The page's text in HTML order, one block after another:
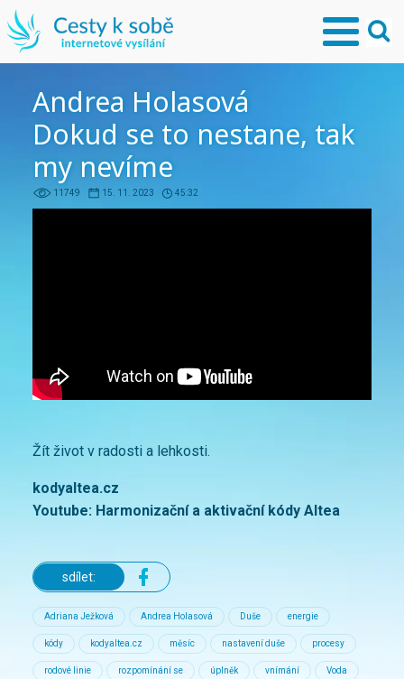
Andrea Holasová
Dokud se to nestane, tak
my nevíme
11749 15. 11. 2023 45:32
Žít život v radosti a lehkosti.
kodyaltea.cz
Youtube: Harmonizační a aktivační kódy Altea
sdílet:
Adriana Ježková Andrea Holasová Duše energie
kódy kodyaltea.cz měsíc nastavení duše procesy
rodové linie rozpomínání se úplněk vnímání Voda